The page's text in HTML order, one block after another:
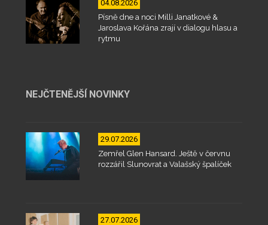
04.08.2026
Písně dne a noci Milli Janatkové &
Jaroslava Kořána zrají v dialogu hlasu a
rytmu
NEJČTENĚJŠÍ NOVINKY
29.07.2026
Zemřel Glen Hansard. Ještě v červnu
rozzářil Slunovrat a Valašský špalíček
27.07.2026